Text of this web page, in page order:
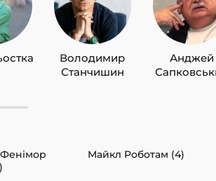
Володимир
Станчишин
Анджей
Майкл Роботам (4)